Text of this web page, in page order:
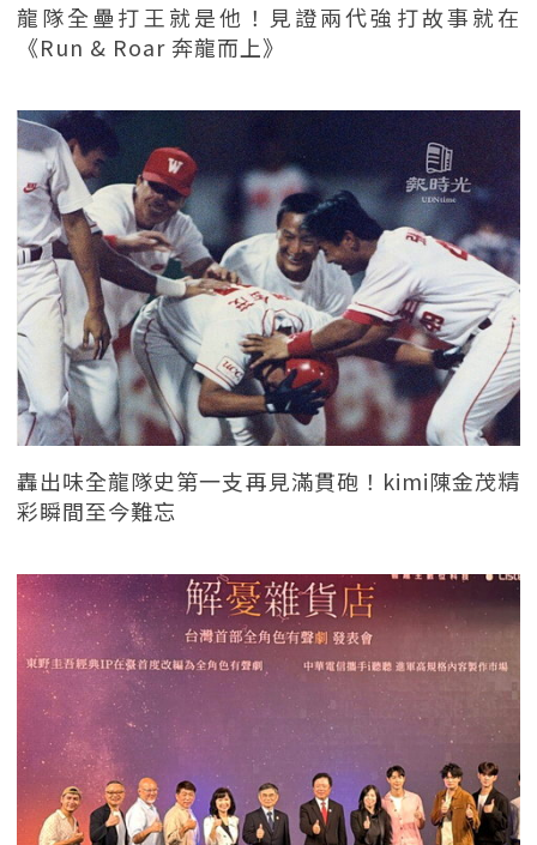
龍隊全壘打王就是他！見證兩代強打故事就在
《Run & Roar 奔龍而上》
轟出味全龍隊史第一支再見滿貫砲！kimi陳金茂精
彩瞬間至今難忘